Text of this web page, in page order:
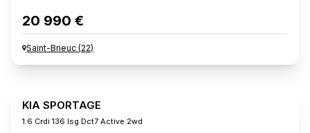
20 990 €
Saint-Brieuc (22)
KIA SPORTAGE
1.6 Crdi 136 Isg Dct7 Active 2wd